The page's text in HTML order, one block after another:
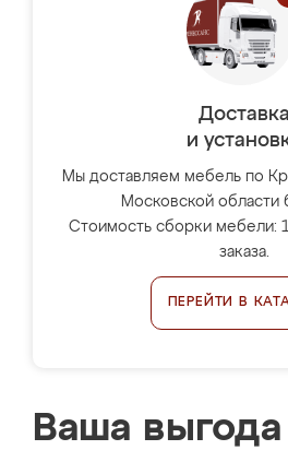
Доставка
и
Мы доставляем мебель по
Московской области
Стоимость сборки мебели:
заказа.
ПЕРЕЙТИ В
Ваша